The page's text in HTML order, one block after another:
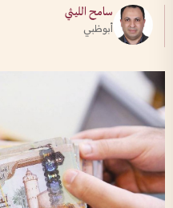
سامح الليثي
أبوظبي